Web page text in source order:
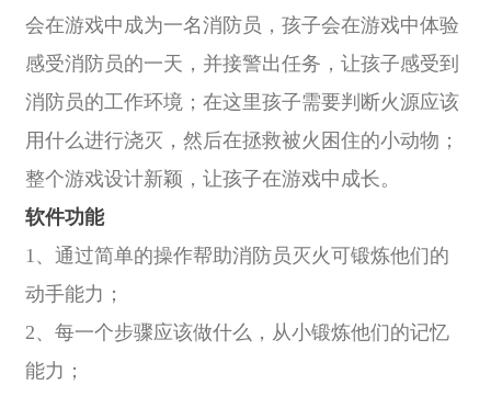
会在游戏中成为一名消防员，孩子会在游戏中体验
感受消防员的一天，并接警出任务，让孩子感受到
消防员的工作环境；在这里孩子需要判断火源应该
用什么进行浇灭，然后在拯救被火困住的小动物；
整个游戏设计新颖，让孩子在游戏中成长。
软件功能
1、通过简单的操作帮助消防员灭火可锻炼他们的
动手能力；
2、每一个步骤应该做什么，从小锻炼他们的记忆
能力；